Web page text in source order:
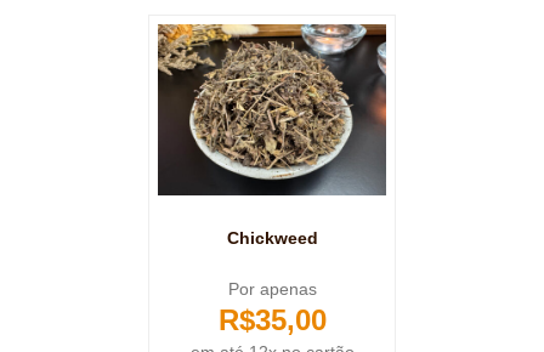
Chickweed
Por apenas
R$35,00